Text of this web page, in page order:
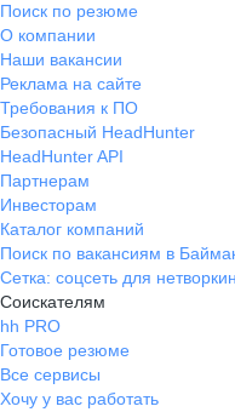
Поиск по резюме
О компании
Наши вакансии
Реклама на сайте
Требования к ПО
Безопасный HeadHunter
HeadHunter API
Партнерам
Инвесторам
Каталог компаний
Поиск по вакансиям в
Сетка: соцсеть для
Соискателям
hh PRO
Готовое резюме
Все сервисы
Хочу у вас работать